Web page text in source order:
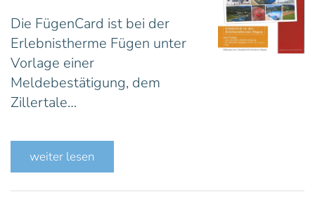
Die FügenCard ist bei der
Erlebnistherme Fügen unter
Vorlage einer
Meldebestätigung, dem
Zillertale…
weiter lesen